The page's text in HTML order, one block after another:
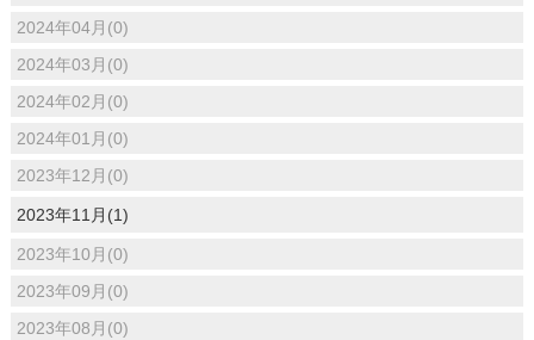
2024年04月(0)
2024年03月(0)
2024年02月(0)
2024年01月(0)
2023年12月(0)
2023年11月(1)
2023年10月(0)
2023年09月(0)
2023年08月(0)